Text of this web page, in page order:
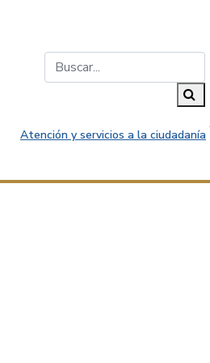
Atención y servicios a la ciudadanía